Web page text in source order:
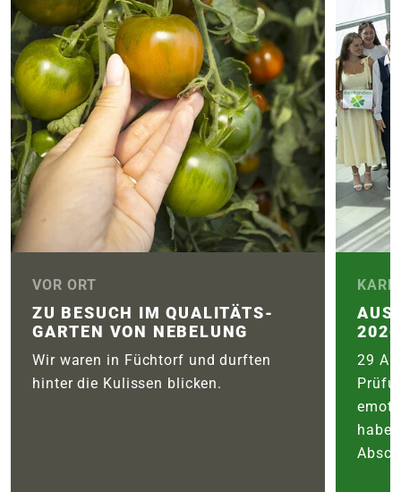
VOR ORT
ZU BESUCH IM QUALITÄTS­
GARTEN VON NEBELUNG
Wir waren in Füchtorf und durften
hinter die Kulissen blicken.
2026
29